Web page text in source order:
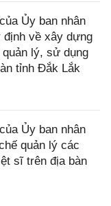
Ủy ban nhân
định về xây dựng
lý, sử dụng
tỉnh Đắk Lắk
Ủy ban nhân
quản lý các
sĩ trên địa bàn